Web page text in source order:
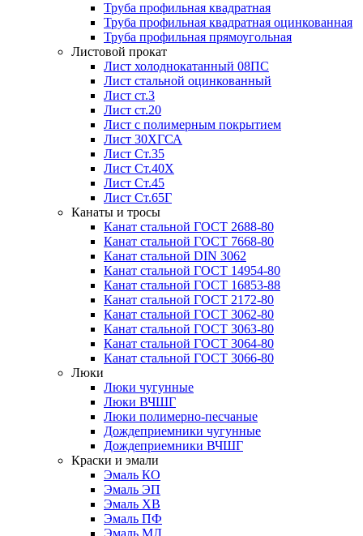
Труба профильная квадратная
Труба профильная квадратная оцинкованная
Труба профильная прямоугольная
Листовой прокат
Лист холоднокатанный 08ПС
Лист стальной оцинкованный
Лист ст.3
Лист ст.20
Лист с полимерным покрытием
Лист 30ХГСА
Лист Ст.35
Лист Ст.40Х
Лист Ст.45
Лист Ст.65Г
Канаты и тросы
Канат стальной ГОСТ 2688-80
Канат стальной ГОСТ 7668-80
Канат стальной DIN 3062
Канат стальной ГОСТ 14954-80
Канат стальной ГОСТ 16853-88
Канат стальной ГОСТ 2172-80
Канат стальной ГОСТ 3062-80
Канат стальной ГОСТ 3063-80
Канат стальной ГОСТ 3064-80
Канат стальной ГОСТ 3066-80
Люки
Люки чугунные
Люки ВЧШГ
Люки полимерно-песчаные
Дождеприемники чугунные
Дождеприемники ВЧШГ
Краски и эмали
Эмаль КО
Эмаль ЭП
Эмаль ХВ
Эмаль ПФ
Эмаль МЛ